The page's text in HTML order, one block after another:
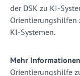
der DSK zu KI-
Orientierungshilfen
KI-Systemen.
Mehr Informationen
Orientierungshilfe